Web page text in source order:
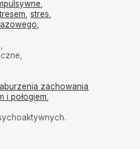
,stres
zachowania
i połogiem